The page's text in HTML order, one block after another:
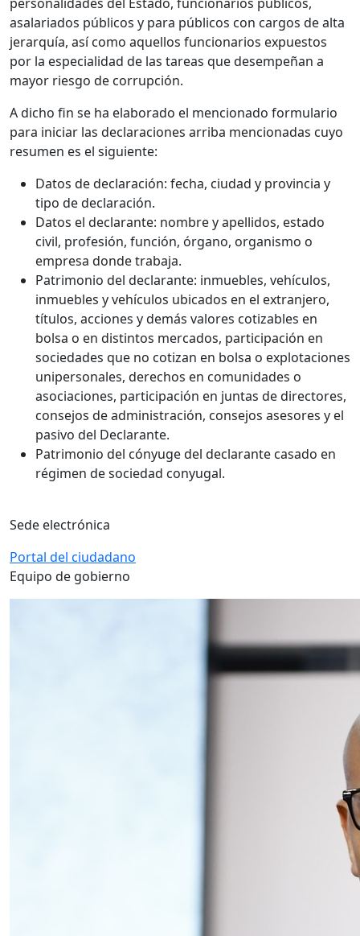
asalariados públicos y para públicos con cargos de alta
jerarquía, así como aquellos funcionarios expuestos
por la especialidad de las tareas que desempeñan a
mayor riesgo de corrupción.
A dicho fin se ha elaborado el mencionado formulario
para iniciar las declaraciones arriba mencionadas cuyo
resumen es el siguiente:
Datos de declaración: fecha, ciudad y provincia y
tipo de declaración.
Datos el declarante: nombre y apellidos, estado
civil, profesión, función, órgano, organismo o
empresa donde trabaja.
Patrimonio del declarante: inmuebles, vehículos,
inmuebles y vehículos ubicados en el extranjero,
títulos, acciones y demás valores cotizables en
bolsa o en distintos mercados, participación en
sociedades que no cotizan en bolsa o explotaciones
unipersonales, derechos en comunidades o
asociaciones, participación en juntas de directores,
consejos de administración, consejos asesores y el
pasivo del Declarante.
Patrimonio del cónyuge del declarante casado en
régimen de sociedad conyugal.
Sede electrónica
Portal del ciudadano
Equipo de gobierno